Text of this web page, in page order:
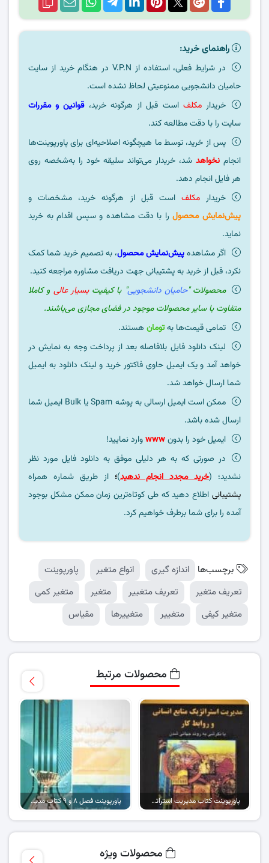
راهنمای خرید:
در شرایط فعلی، استفاده از V.P.N در هنگام خرید از سایت
حامیان دانشجویی ممنوعیتی لحاظ نشده است.
خریدارمکلف است قبل از هرگونه خرید،قوانین و مقررات
سایت را با دقت مطالعه کند.
پس از خرید، توسط ما هیچگونه اصلاحیه‌ای برای پاورپوینت‌ها
انجام نخواهد شد، خریدار می‌تواند سلیقه خود را به‌شخصه روی
هر فایل انجام دهد.
خریدارمکلف است قبل از هرگونه خرید، مشخصات و
پیش‌نمایش محصولرا با دقت مشاهده و سپس اقدام به خرید
نماید.
اگر مشاهدهپیش‌نمایش محصول، به تصمیم خرید شما کمک
نکرد، قبل از خرید به پشتیبانی جهت دریافت مشاوره مراجعه کنید.
محصولات "حامیان دانشجویی" با کیفیت بسیار عالی و کاملا
متفاوت با سایر محصولات موجود در فضای مجازی می‌باشند.
تمامی قیمت‌ها بهتومان هستند.
لینک دانلود فایل بلافاصله بعد از پرداخت وجه به نمایش در
خواهد آمد و یک ایمیل حاوی فاکتور خرید و لینک دانلود به ایمیل
شما ارسال خواهد شد.
ممکن است ایمیل ارسالی به پوشه Spam یا Bulk ایمیل شما
ارسال شده باشد.
ایمیل خود را بدونwwwوارد نمایید!
در صورتی که به هر دلیلی موفق به دانلود فایل مورد نظر
نشدید؛ (خرید مجدد انجام ندهید)؛ از طریق شماره همراه
پشتیبانی اطلاع دهید که طی کوتاه‌ترین زمان ممکن مشکل بوجود
آمده را برای شما برطرف خواهیم کرد.
برچسب‌ها اندازه گیری انواع متغیر
پاورپوینت
تعریف متغیر
تعریف متغییر متغیر
متغیر کمی
متغیر کیفی
متغییر متغییرها مقیاس
محصولات مرتبط
پاورپوینت کتاب مدیریت استراتژیک منابع انسانی و روابط کار پاورپوینت فصل ۸ و ۹ کتاب مدیریت پروژه در ورزش
محصولات ویژه